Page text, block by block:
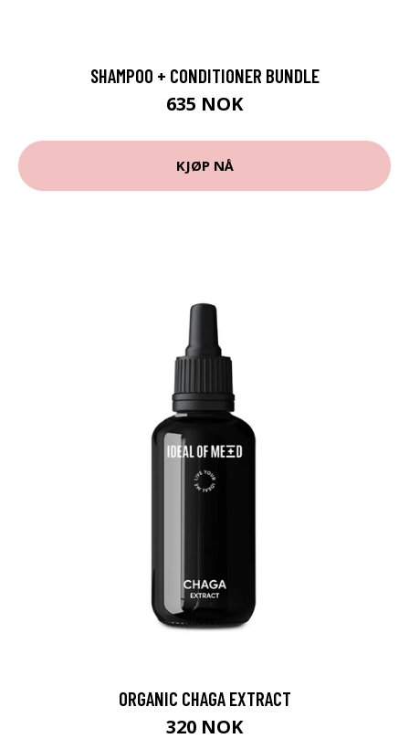
SHAMPOO + CONDITIONER BUNDLE
635 NOK
KJØP NÅ
ORGANIC CHAGA EXTRACT
320 NOK